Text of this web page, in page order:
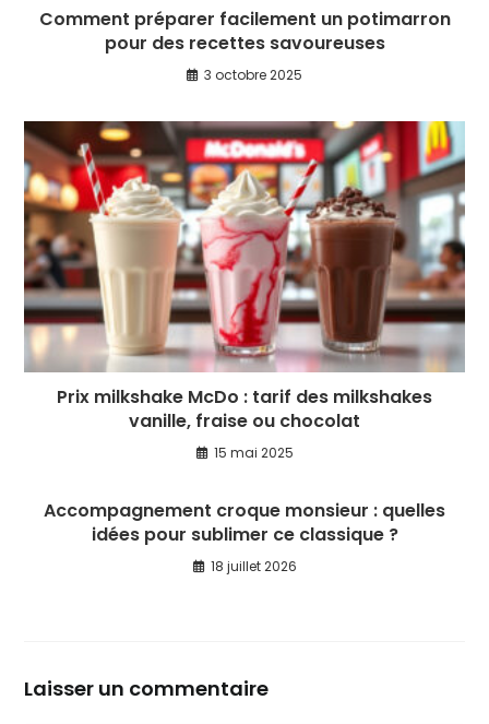
Comment préparer facilement un potimarron
pour des recettes savoureuses
3 octobre 2025
Prix milkshake McDo : tarif des milkshakes
vanille, fraise ou chocolat
15 mai 2025
Accompagnement croque monsieur : quelles
idées pour sublimer ce classique ?
18 juillet 2026
Laisser un commentaire